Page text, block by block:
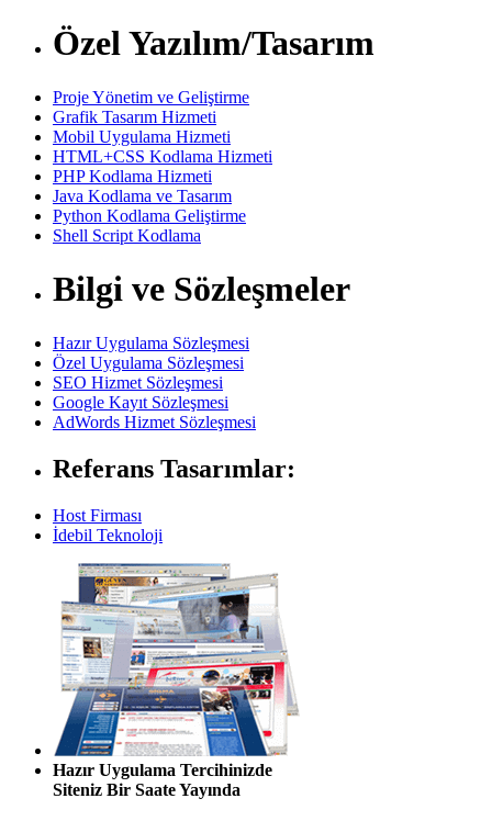
Özel Yazılım/Tasarım
Proje Yönetim ve Geliştirme
Grafik Tasarım Hizmeti
Mobil Uygulama Hizmeti
HTML+CSS Kodlama Hizmeti
PHP Kodlama Hizmeti
Java Kodlama ve Tasarım
Python Kodlama Geliştirme
Shell Script Kodlama
Bilgi ve Sözleşmeler
Hazır Uygulama Sözleşmesi
Özel Uygulama Sözleşmesi
SEO Hizmet Sözleşmesi
Google Kayıt Sözleşmesi
AdWords Hizmet Sözleşmesi
Referans Tasarımlar:
Host Firması
İdebil Teknoloji
Hazır Uygulama Tercihinizde
Siteniz Bir Saate Yayında